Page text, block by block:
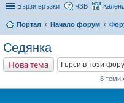
Бързи връзки ЧЗВ
Портал Начало форум
Седянка
Нова тема
8 теми